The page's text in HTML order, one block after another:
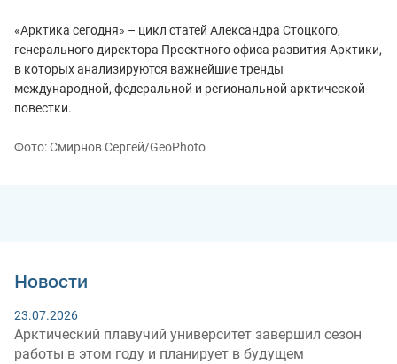
«Арктика сегодня» – цикл статей Александра Стоцкого,
генерального директора Проектного офиса развития Арктики,
в которых анализируются важнейшие тренды
международной, федеральной и региональной арктической
повестки.
Фото: Смирнов Сергей/GeoPhoto
Новости
23.07.2026
Арктический плавучий университет завершил сезон
работы в этом году и планирует в будущем